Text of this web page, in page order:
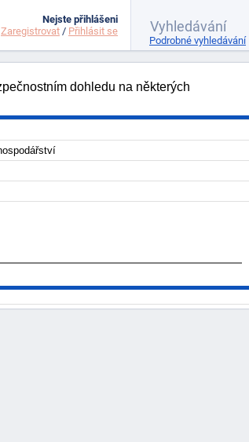
dohledu na některých
Nejste přihlášeni
Zaregistrovat / Přihlásit se
Podrobné vyhledávání